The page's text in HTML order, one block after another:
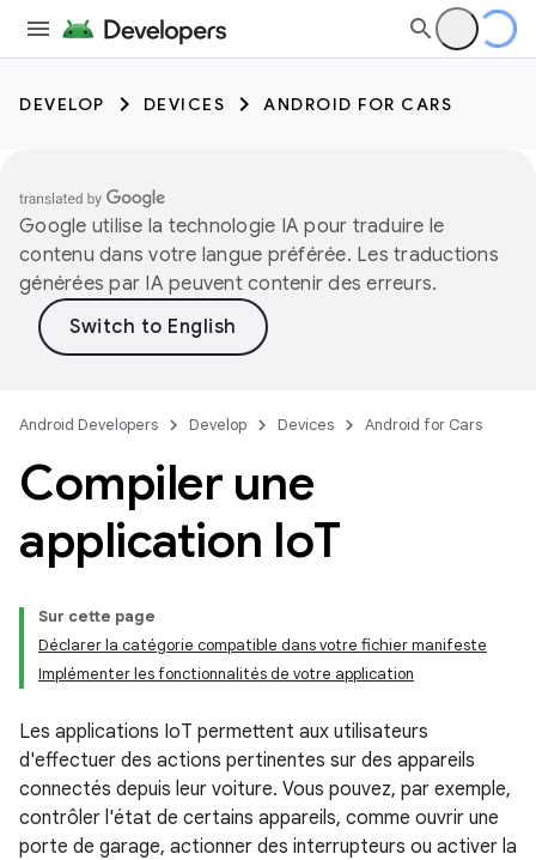
DEVELOP DEVICES ANDROID FOR CARS
Google utilise la technologie IA pour traduire le
contenu dans votre langue préférée. Les traductions
générées par IA peuvent contenir des erreurs.
Android Developers Develop Devices Android for Cars
Compiler une
application IoT
Sur cette page
Déclarer la catégorie compatible dans votre fichier manifeste
Implémenter les fonctionnalités de votre application
Les applications IoT permettent aux utilisateurs
d'effectuer des actions pertinentes sur des appareils
connectés depuis leur voiture. Vous pouvez, par exemple,
contrôler l'état de certains appareils, comme ouvrir une
porte de garage, actionner des interrupteurs ou activer la